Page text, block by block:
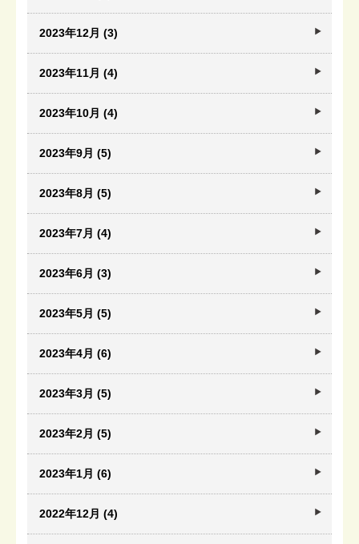
2023年12月 (3)
2023年11月 (4)
2023年10月 (4)
2023年9月 (5)
2023年8月 (5)
2023年7月 (4)
2023年6月 (3)
2023年5月 (5)
2023年4月 (6)
2023年3月 (5)
2023年2月 (5)
2023年1月 (6)
2022年12月 (4)